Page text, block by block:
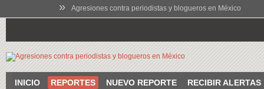
» Agresiones contra periodistas y blogueros en México
INICIO REPORTES NUEVO REPORTE RECIBIR ALERTAS